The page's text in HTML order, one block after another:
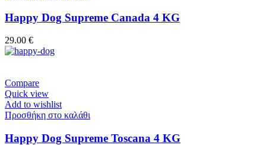
Happy Dog Supreme Canada 4 KG
29.00 €
Compare
Quick view
Add to wishlist
Προσθήκη στο καλάθι
Happy Dog Supreme Toscana 4 KG